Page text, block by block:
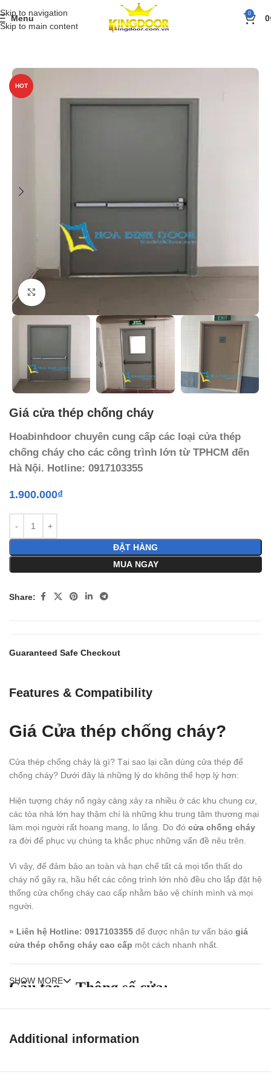
Skip to navigation
Skip to main content
Menu 0 0
Trang chủ» Sản phẩm BÁO GIÁ»Giá cửa thép chống cháy
HOT
Click to enlarge
Giá cửa thép chống cháy
Hoabinhdoor chuyên cung cấp các loại cửa thép
chống cháy cho các công trình lớn từ TPHCM đến
Hà Nội. Hotline: 0917103355
1.900.000₫
ĐẶT HÀNG
MUA NGAY
Share:
Guaranteed Safe Checkout
Features & Compatibility
Giá Cửa thép chống cháy?
Cửa thép chống cháy là gì? Tại sao lại cần dùng cửa thép để
chống cháy? Dưới đây là những lý do không thể hợp lý hơn:
Hiện tượng cháy nổ ngày càng xảy ra nhiều ở các khu chung cư,
các tòa nhà lớn hay thậm chí là những khu trung tâm thương mại
làm mọi người rất hoang mang, lo lắng. Do đó cửa chống cháy
ra đời để phục vụ chúng ta khắc phục những vấn đề nêu trên.
Vì vậy, để đảm bảo an toàn và hạn chế tất cả mọi tổn thất do
cháy nổ gây ra, hầu hết các công trình lớn nhỏ đều cho lắp đặt hệ
thống cửa chống cháy cao cấp nhằm bảo vệ chính mình và mọi
người.
» Liên hệ Hotline: 0917103355 để được nhận tư vấn báo giá
cửa thép chống cháy cao cấp một cách nhanh nhất.
Cấu tạo – Thông số cửa:
SHOW MORE
Additional information